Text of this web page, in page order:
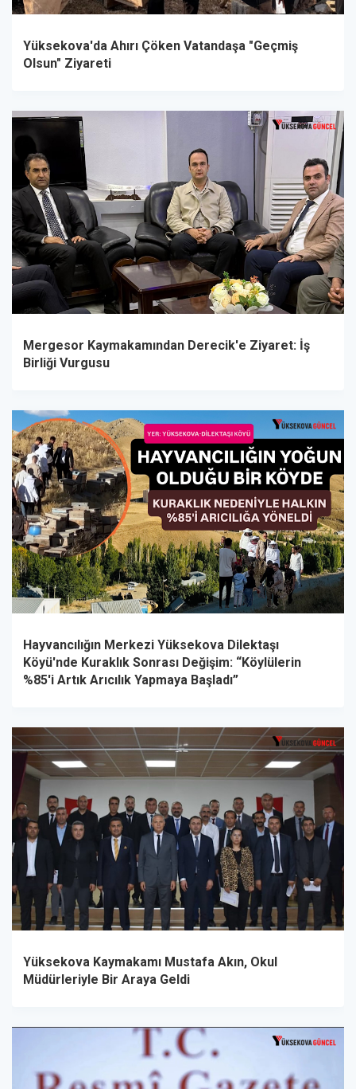
Yüksekova'da Ahırı Çöken Vatandaşa "Geçmiş
Olsun" Ziyareti
Mergesor Kaymakamından Derecik'e Ziyaret: İş
Birliği Vurgusu
Hayvancılığın Merkezi Yüksekova Dilektaşı
Köyü'nde Kuraklık Sonrası Değişim: “Köylülerin
%85'i Artık Arıcılık Yapmaya Başladı”
Yüksekova Kaymakamı Mustafa Akın, Okul
Müdürleriyle Bir Araya Geldi